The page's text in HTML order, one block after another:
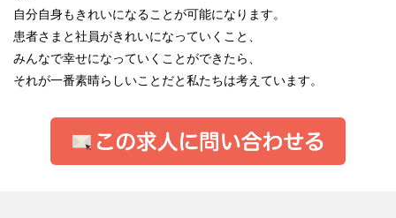
自分自身もきれいになることが可能になります。
患者さまと社員がきれいになっていくこと、
みんなで幸せになっていくことができたら、
それが一番素晴らしいことだと私たちは考えています。